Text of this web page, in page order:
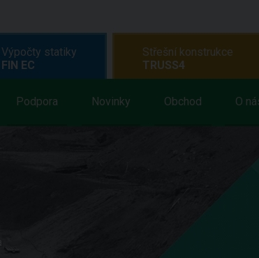
Podpora Novinky Obchod O
Výpočty statiky
FIN EC
Střešní konstrukce
TRUSS4